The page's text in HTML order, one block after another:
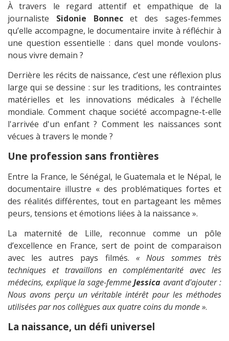
À travers le regard attentif et empathique de la
journaliste Sidonie Bonnecet des sages-femmes
qu’elle accompagne, le documentaire invite à réfléchir à
une question essentielle : dans quel monde voulons-
nous vivre demain ?
Derrière les récits de naissance, c’est une réflexion plus
large qui se dessine : sur les traditions, les contraintes
matérielles et les innovations médicales à l'échelle
mondiale. Comment chaque société accompagne-t-elle
l'arrivée d'un enfant ? Comment les naissances sont
vécues à travers le monde ?
Une profession sans frontières
Entre la France, le Sénégal, le Guatemala et le Népal, le
documentaire illustre « des problématiques fortes et
des réalités différentes, tout en partageant les mêmes
peurs, tensions et émotions liées à la naissance ».
La maternité de Lille, reconnue comme un pôle
d’excellence en France, sert de point de comparaison
avec les autres pays filmés. « Nous sommes très
techniques et travaillons en complémentarité avec les
médecins, explique la sage-femmeJessica avant d'ajouter :
Nous avons perçu un véritable intérêt pour les méthodes
utilisées par nos collègues aux quatre coins du monde ».
La naissance, un défi universel